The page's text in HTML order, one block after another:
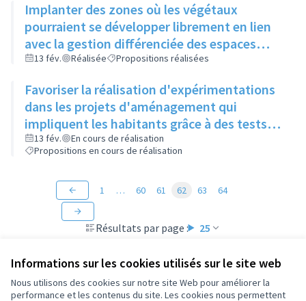
Informations sur les cookies utilisés sur le site web
Nous utilisons des cookies sur notre site Web pour améliorer la
performance et les contenus du site. Les cookies nous permettent
Implanter des zones où les végétaux
pourraient se développer librement en lien
avec la gestion différenciée des espaces
verts
13 fév. Réalisée Propositions réalisées
Favoriser la réalisation d'expérimentations
dans les projets d'aménagement qui
impliquent les habitants grâce à des tests
"grandeur nature" (mobilier, jeux, food-
truck...)
13 fév.
En cours de réalisation
Propositions en cours de réalisation
Résultats par page : 25
1 … 60 61 62 63 64
Conditions d'utilisation